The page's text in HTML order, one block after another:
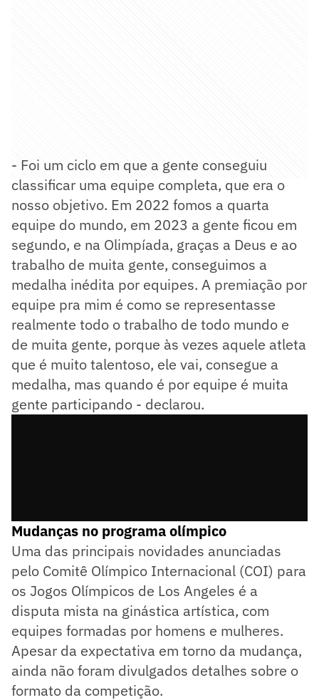
- Foi um ciclo em que a gente conseguiu
classificar uma equipe completa, que era o
nosso objetivo. Em 2022 fomos a quarta
equipe do mundo, em 2023 a gente ficou em
segundo, e na Olimpíada, graças a Deus e ao
trabalho de muita gente, conseguimos a
medalha inédita por equipes. A premiação por
equipe pra mim é como se representasse
realmente todo o trabalho de todo mundo e
de muita gente, porque às vezes aquele atleta
que é muito talentoso, ele vai, consegue a
medalha, mas quando é por equipe é muita
gente participando - declarou.
Mudanças no programa olímpico
Uma das principais novidades anunciadas
pelo Comitê Olímpico Internacional (COI) para
os Jogos Olímpicos de Los Angeles é a
disputa mista na ginástica artística, com
equipes formadas por homens e mulheres.
Apesar da expectativa em torno da mudança,
ainda não foram divulgados detalhes sobre o
formato da competição.